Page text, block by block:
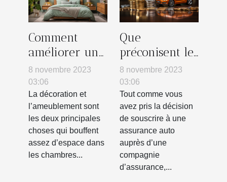
Comment
améliorer une
petite
chambre ?
8 novembre 2023
03:06
La décoration et
l’ameublement sont
les deux principales
choses qui bouffent
assez d’espace dans
les chambres...
Que
préconisent les
lois Chatel et
Harmon en
termes de
résiliation
d’un contrat
d’assurance
auto ?
8 novembre 2023
03:06
Tout comme vous
avez pris la décision
de souscrire à une
assurance auto
auprès d’une
compagnie
d’assurance,...